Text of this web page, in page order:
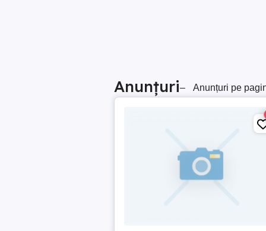
Anunțuri– Anunțuri pe